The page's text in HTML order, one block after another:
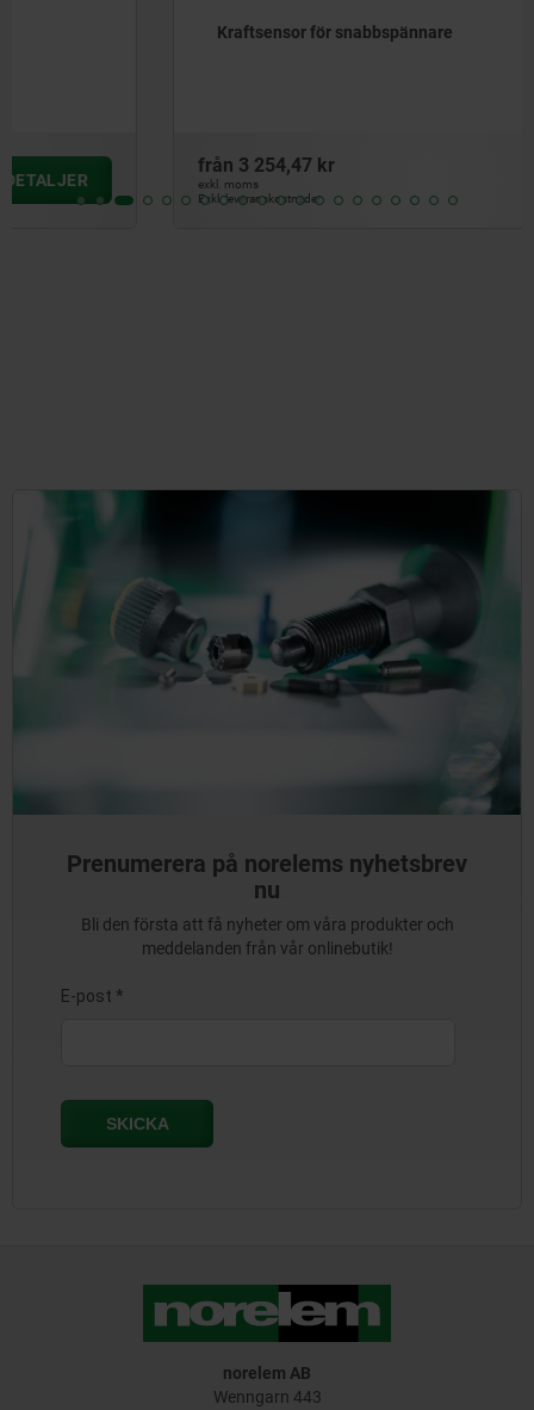
Kraftsensor för snabbspännare
3 254,47 kr
exkl. moms
Exkl. leveranskostnader
Prenumerera på norelems nyhetsbrev
nu
Bli den första att få nyheter om våra produkter och
meddelanden från vår onlinebutik!
norelem AB
Wenngarn 443